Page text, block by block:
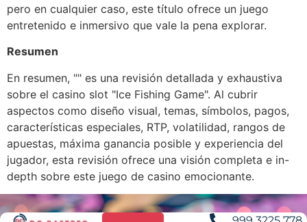
pero en cualquier caso, este título ofrece un juego
entretenido e inmersivo que vale la pena explorar.
Resumen
En resumen, "" es una revisión detallada y exhaustiva
sobre el casino slot "Ice Fishing Game". Al cubrir
aspectos como diseño visual, temas, símbolos, pagos,
características especiales, RTP, volatilidad, rangos de
apuestas, máxima ganancia posible y experiencia del
jugador, esta revisión ofrece una visión completa e in-
depth sobre este juego de casino emocionante.